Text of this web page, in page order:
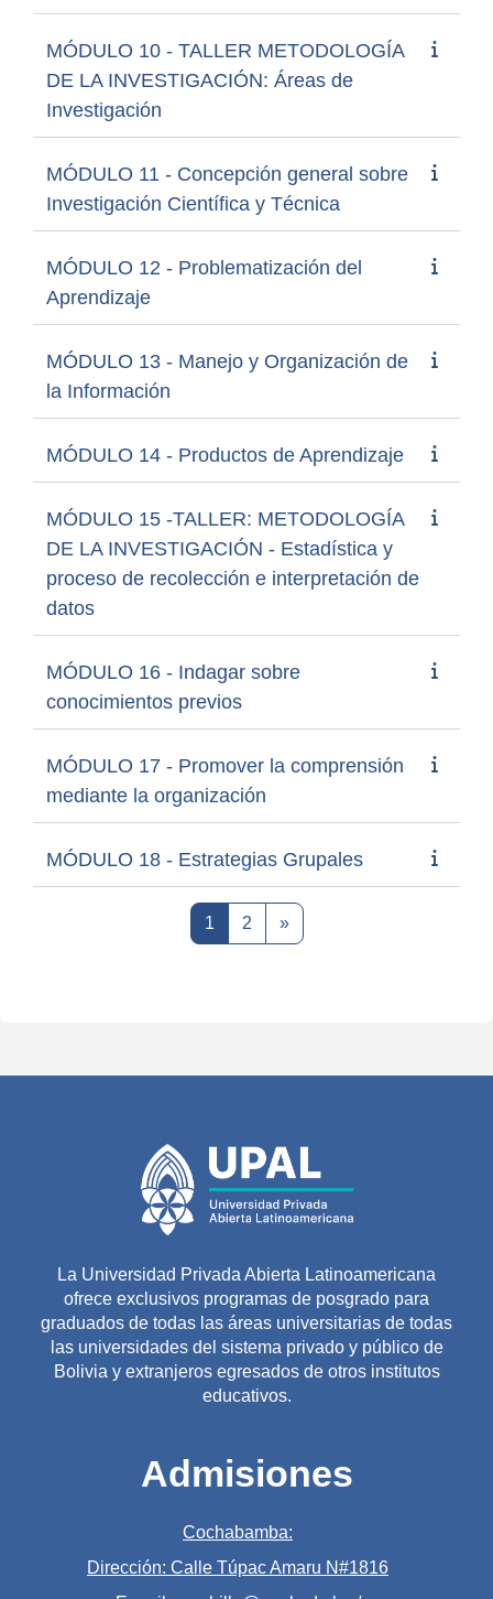
MÓDULO 10 - TALLER METODOLOGÍA
DE LA INVESTIGACIÓN: Áreas de
Investigación
MÓDULO 11 - Concepción general sobre
Investigación Científica y Técnica
MÓDULO 12 - Problematización del
Aprendizaje
MÓDULO 13 - Manejo y Organización de
la Información
MÓDULO 14 - Productos de Aprendizaje
MÓDULO 15 -TALLER: METODOLOGÍA
DE LA INVESTIGACIÓN - Estadística y
proceso de recolección e interpretación de
datos
MÓDULO 16 - Indagar sobre
conocimientos previos
MÓDULO 17 - Promover la comprensión
mediante la organización
MÓDULO 18 - Estrategias Grupales
1 Página 1
2Página 2
»Siguiente página
La Universidad Privada Abierta Latinoamericana
ofrece exclusivos programas de posgrado para
graduados de todas las áreas universitarias de todas
las universidades del sistema privado y público de
Bolivia y extranjeros egresados de otros institutos
educativos.
Admisiones
Cochabamba:
Dirección: Calle Túpac Amaru N#1816